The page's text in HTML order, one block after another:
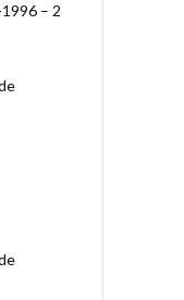
– 2